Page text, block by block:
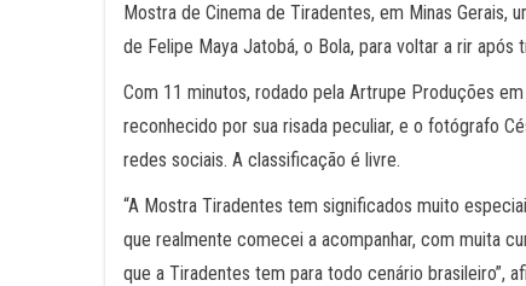
Mostra de Cinema de Tiradentes, em Minas Gerais,
de Felipe Maya Jatobá, o Bola, para voltar a rir após
Com 11 minutos, rodado pela Artrupe Produções
reconhecido por sua risada peculiar, e o fotógrafo
redes sociais. A classificação é livre.
“A Mostra Tiradentes tem significados muito
que realmente comecei a acompanhar, com muita
que a Tiradentes tem para todo cenário brasileiro”,